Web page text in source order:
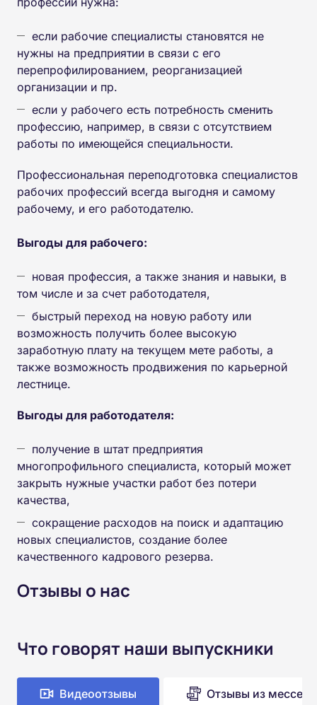
если рабочие специалисты становятся не
нужны на предприятии в связи с его
перепрофилированием, реорганизацией
организации и пр.
если у рабочего есть потребность сменить
профессию, например, в связи с отсутствием
работы по имеющейся специальности.
Профессиональная переподготовка специалистов
рабочих профессий всегда выгодня и самому
рабочему, и его работодателю.
Выгоды для рабочего:
новая профессия, а также знания и навыки, в
том числе и за счет работодателя,
быстрый переход на новую работу или
возможность получить более высокую
заработную плату на текущем мете работы, а
также возможность продвижения по карьерной
лестнице.
Выгоды для работодателя:
получение в штат предприятия
многопрофильного специалиста, который может
закрыть нужные участки работ без потери
качества,
сокращение расходов на поиск и адаптацию
новых специалистов, создание более
качественного кадрового резерва.
Отзывы о нас
Что говорят наши выпускники
Видеоотзывы Отзывы из